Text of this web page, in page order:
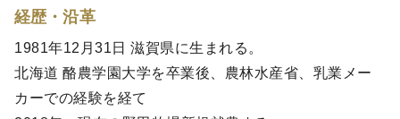
経歴・沿革
1981年12月31日 滋賀県に生まれる。
北海道 酪農学園大学を卒業後、農林水産省、乳業メー
カーでの経験を経て